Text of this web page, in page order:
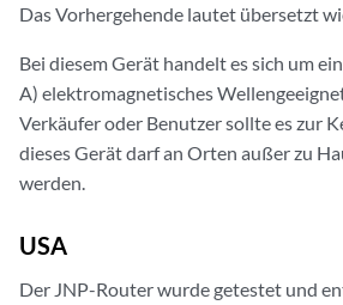
Das Vorhergehende lautet übersetzt
Bei diesem Gerät handelt es sich um
A) elektromagnetisches
Verkäufer oder Benutzer sollte es zur
dieses Gerät darf an Orten außer zu
werden.
USA
Der JNP-Router wurde getestet und